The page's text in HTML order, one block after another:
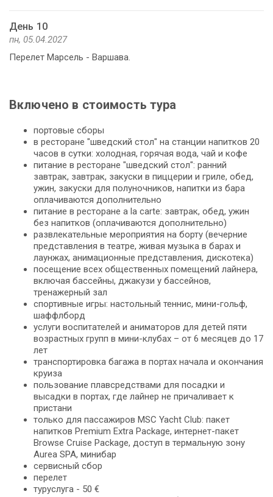
День 10
пн, 05.04.2027
Перелет Марсель - Варшава.
Включено в стоимость тура
портовые сборы
в ресторане "шведский стол" на станции напитков 20
часов в сутки: холодная, горячая вода, чай и кофе
питание в ресторане "шведский стол": ранний
завтрак, завтрак, закуски в пиццерии и гриле, обед,
ужин, закуски для полуночников, напитки из бара
оплачиваются дополнительно
питание в ресторане a la carte: завтрак, обед, ужин
без напитков (оплачиваются дополнительно)
развлекательные мероприятия на борту (вечерние
представления в театре, живая музыка в барах и
лаунжах, анимационные представления, дискотека)
посещение всех общественных помещений лайнера,
включая бассейны, джакузи у бассейнов,
тренажерный зал
спортивные игры: настольный теннис, мини-гольф,
шаффлборд
услуги воспитателей и аниматоров для детей пяти
возрастных групп в мини-клубах – от 6 месяцев до 17
лет
транспортировка багажа в портах начала и окончания
круиза
пользование плавсредствами для посадки и
высадки в портах, где лайнер не причаливает к
пристани
только для пассажиров MSC Yacht Club: пакет
напитков Premium Extra Package, интернет-пакет
Browse Cruise Package, доступ в термальную зону
Aurea SPA, минибар
сервисный сбор
перелет
туруслуга - 50 €